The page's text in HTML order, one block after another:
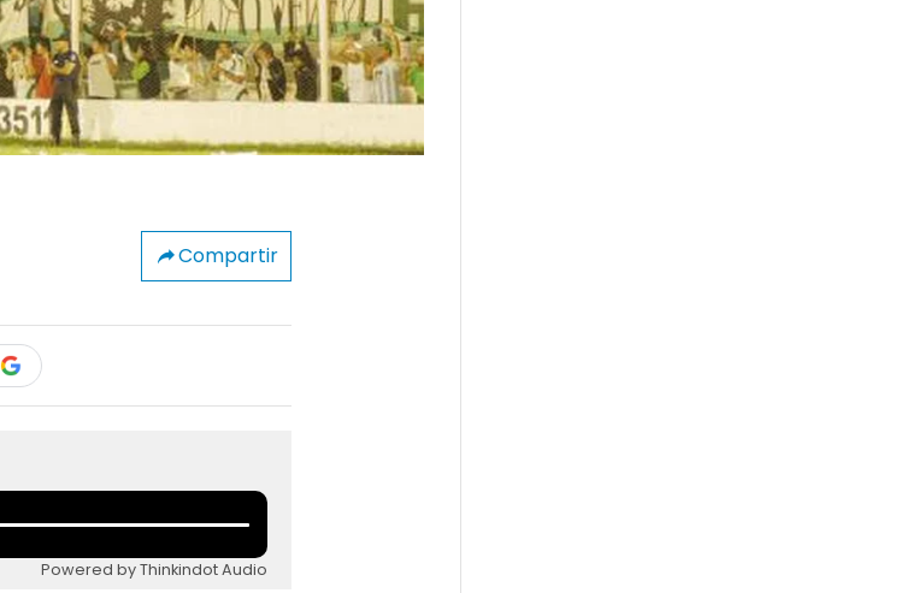
Compartir
Powered by Thinkindot Audio